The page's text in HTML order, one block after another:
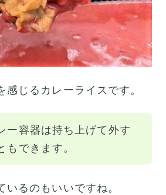
感じるカレーライスです。
ー容器は持ち上げて外す
もできます。
いるのもいいですね。